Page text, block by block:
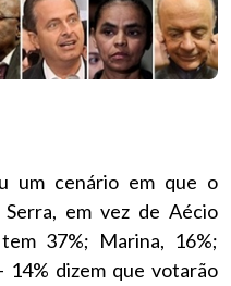
um cenário em que o
em vez de Aécio
37%; Marina, 16%;
14% dizem que votarão